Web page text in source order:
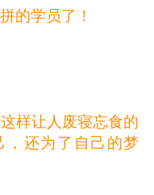
的学员了！
样让人废寝忘食的
还为了自己的梦